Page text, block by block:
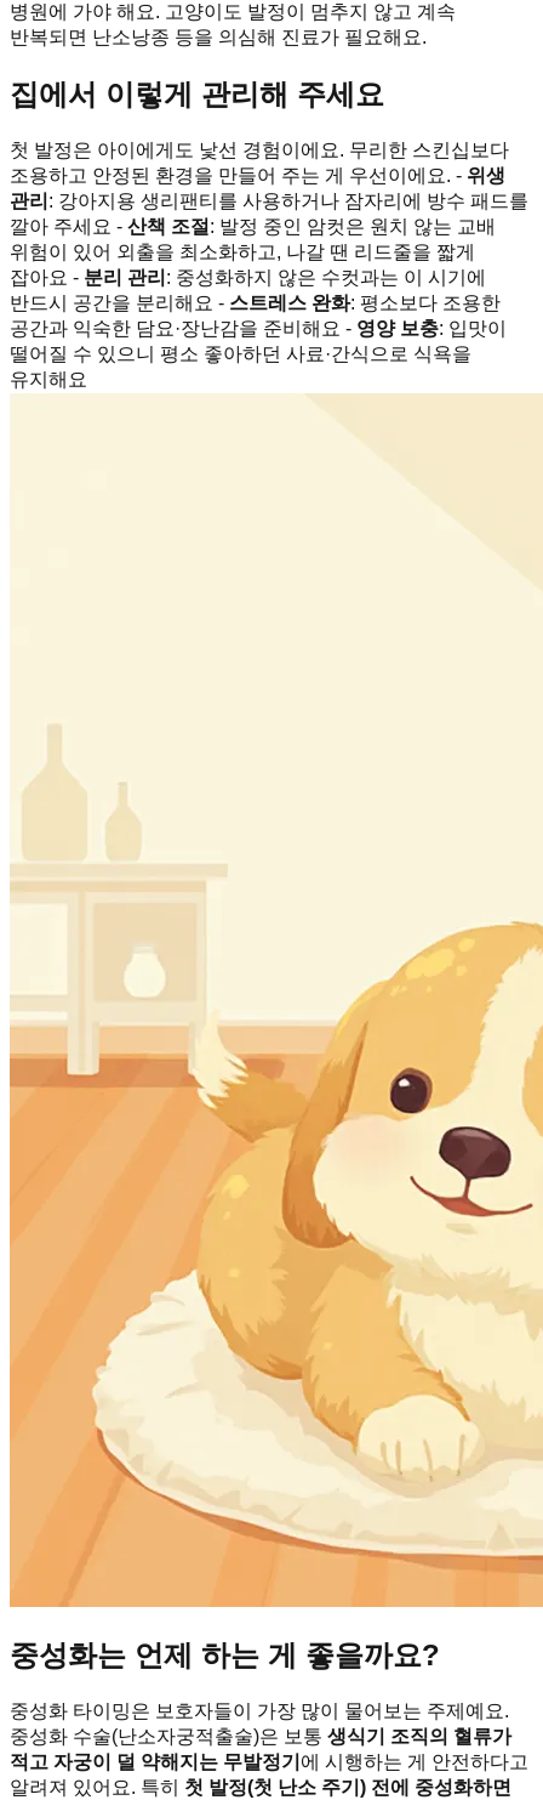
병원에 가야 해요. 고양이도 발정이 멈추지 않고 계속
반복되면 난소낭종 등을 의심해 진료가 필요해요.
집에서 이렇게 관리해 주세요
첫 발정은 아이에게도 낯선 경험이에요. 무리한 스킨십보다
조용하고 안정된 환경을 만들어 주는 게 우선이에요. - 위생
관리 : 강아지용 생리팬티를 사용하거나 잠자리에 방수 패드를
깔아 주세요 - 산책 조절 : 발정 중인 암컷은 원치 않는 교배
위험이 있어 외출을 최소화하고, 나갈 땐 리드줄을 짧게
잡아요 - 분리 관리 : 중성화하지 않은 수컷과는 이 시기에
반드시 공간을 분리해요 - 스트레스 완화: 평소보다 조용한
공간과 익숙한 담요·장난감을 준비해요 - 영양 보충: 입맛이
떨어질 수 있으니 평소 좋아하던 사료·간식으로 식욕을
유지해요
중성화는 언제 하는 게 좋을까요?
중성화 타이밍은 보호자들이 가장 많이 물어보는 주제예요.
중성화 수술(난소자궁적출술)은 보통 생식기 조직의 혈류가
적고 자궁이 덜 약해지는 무발정기 에 시행하는 게 안전하다고
알려져 있어요. 특히 첫 발정(첫 난소 주기) 전에 중성화하면